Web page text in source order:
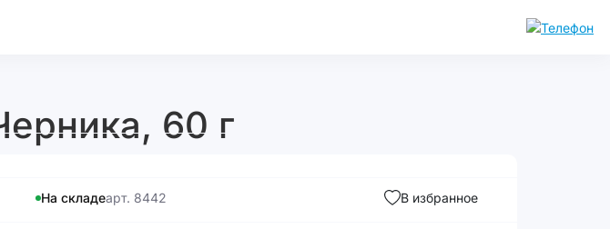
60 г
На складеарт. 8442 В избранное